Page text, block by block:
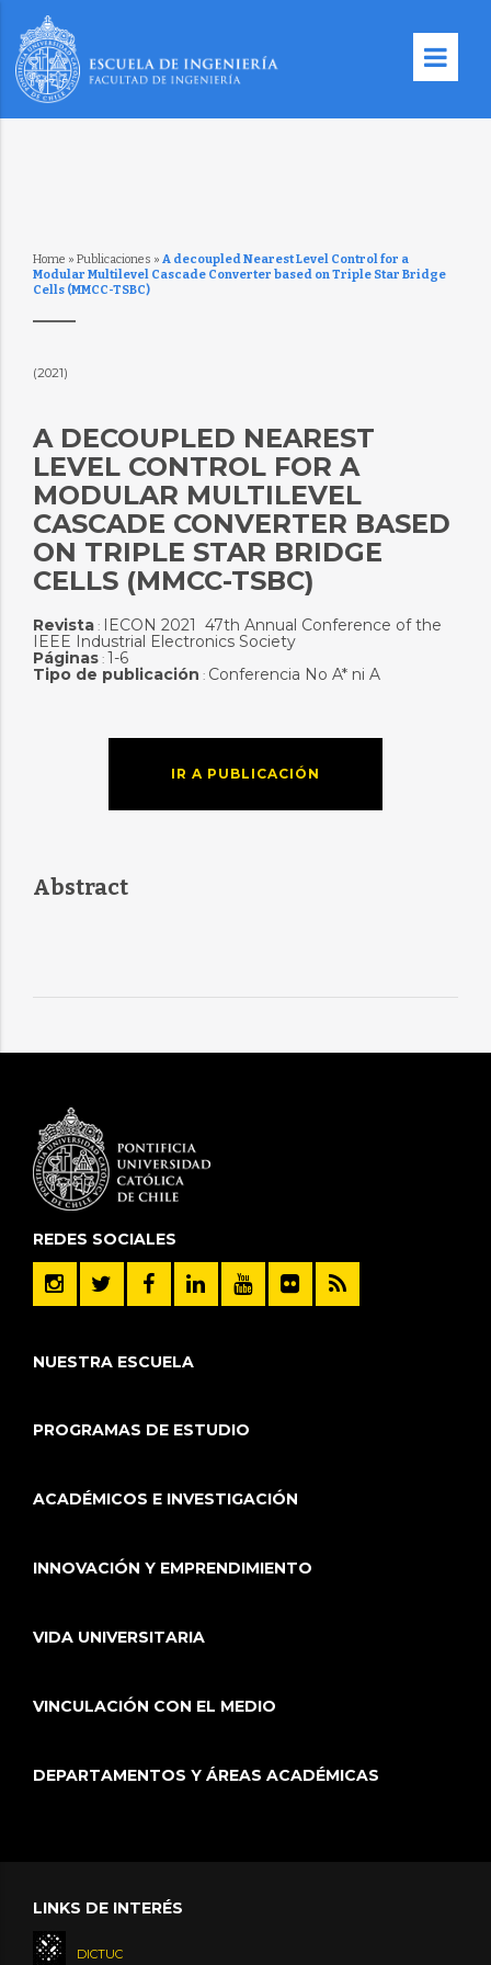
Home » Publicaciones » A decoupled Nearest Level Control for a
Modular Multilevel Cascade Converter based on Triple Star Bridge
Cells (MMCC-TSBC)
(2021)
A DECOUPLED NEAREST
LEVEL CONTROL FOR A
MODULAR MULTILEVEL
CASCADE CONVERTER BASED
ON TRIPLE STAR BRIDGE
CELLS (MMCC-TSBC)
Revista: IECON 2021  47th Annual Conference of the
IEEE Industrial Electronics Society
Páginas: 1-6
Tipo de publicación : Conferencia No A* ni A
IR A PUBLICACIÓN
Abstract
REDES SOCIALES
NUESTRA ESCUELA
PROGRAMAS DE ESTUDIO
ACADÉMICOS E INVESTIGACIÓN
INNOVACIÓN Y EMPRENDIMIENTO
VIDA UNIVERSITARIA
VINCULACIÓN CON EL MEDIO
DEPARTAMENTOS Y ÁREAS ACADÉMICAS
LINKS DE INTERÉS
DICTUC